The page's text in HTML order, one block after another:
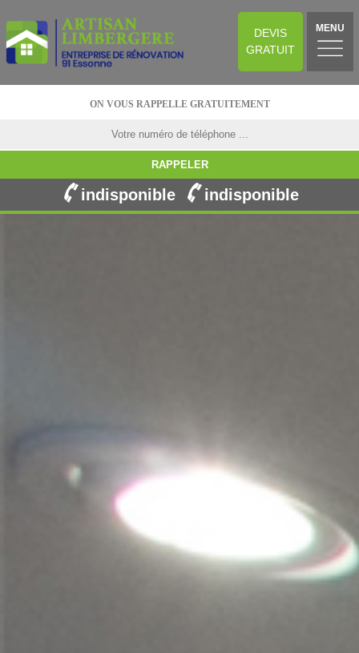
DEVIS
GRATUIT
MENU
ON VOUS RAPPELLE GRATUITEMENT
indisponible indisponible